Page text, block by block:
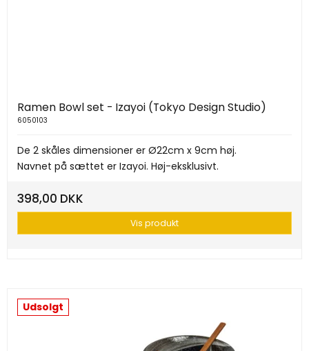
Ramen Bowl set - Izayoi (Tokyo Design Studio)
6050103
De 2 skåles dimensioner er Ø22cm x 9cm høj.
Navnet på sættet er Izayoi. Høj-eksklusivt.
398,00 DKK
Vis produkt
Udsolgt